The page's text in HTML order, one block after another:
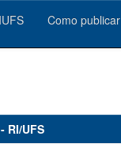
Como publicar
RI/UFS